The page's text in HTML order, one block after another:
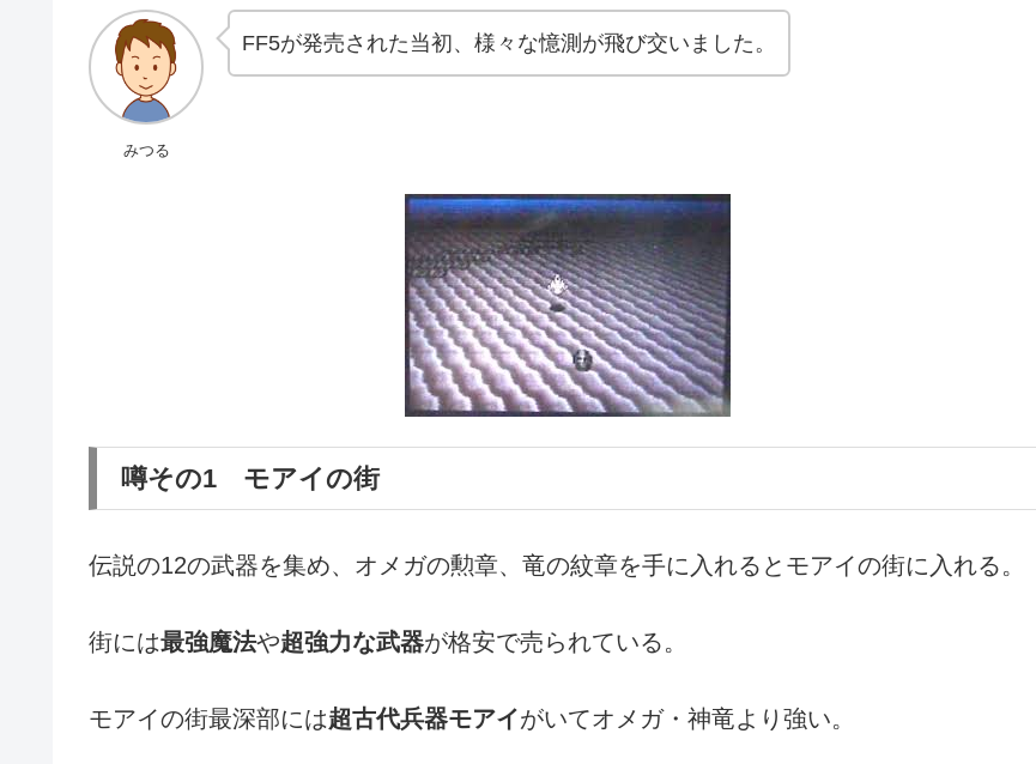
みつる
FF5が発売された当初、様々な憶測が飛び交いました。
噂その1 モアイの街
伝説の12の武器を集め、オメガの勲章、竜の紋章を手に入れるとモアイの街に入れる。
街には最強魔法や超強力な武器が格安で売られている。
モアイの街最深部には超古代兵器モアイがいてオメガ・神竜より強い。